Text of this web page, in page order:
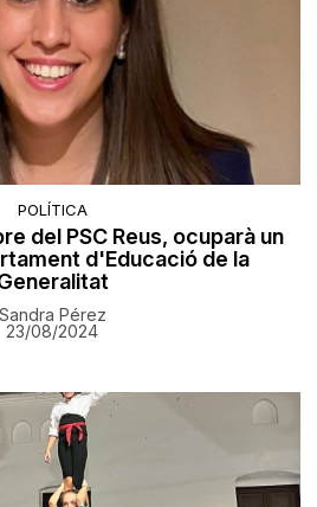
POLÍTICA
del PSC Reus, ocuparà un
d'Educació de la
Sandra Pérez
23/08/2024